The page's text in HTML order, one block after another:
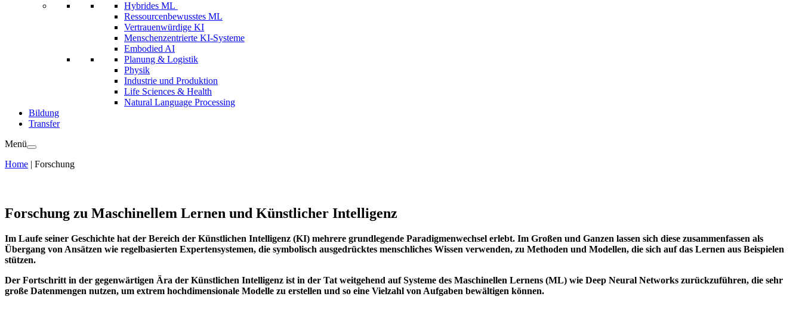
Hybrides ML
Ressourcenbewusstes ML
Vertrauenwürdige KI
Menschenzentrierte KI-Systeme
Embodied AI
Planung & Logistik
Physik
Industrie und Produktion
Life Sciences & Health
Natural Language Processing
Bildung
Transfer
Menü
Home | Forschung
Forschung zu Maschinellem Lernen und Künstlicher Intelligenz
Im Laufe seiner Geschichte hat der Bereich der Künstlichen Intelligenz (KI) mehrere grundlegende Paradigmenwechsel erlebt. Im Großen und Ganzen lassen sich diese zusammenfassen als
Übergang von Ansätzen wie regelbasierten Expertensystemen, die symbolisch ausgedrücktes menschliches Wissen verwenden, zu Methoden und Modellen, die sich auf das Lernen aus Beispielen
stützen.
Der Fortschritt in der gegenwärtigen Ära der Künstlichen Intelligenz ist in der Tat weitgehend auf Systeme des Maschinellen Lernens (ML) wie Deep Neural Networks zurückzuführen, die sehr
große Datenmengen nutzen, um extrem hochdimensionale Modelle zu erstellen und so eine Vielzahl von Aufgaben bewältigen können.